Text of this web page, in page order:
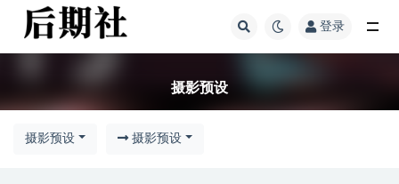
登录
摄影预设
摄影预设 摄影预设